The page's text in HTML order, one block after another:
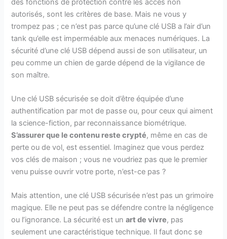
des fonctions de protection contre les accès non
autorisés, sont les critères de base. Mais ne vous y
trompez pas ; ce n’est pas parce qu’une clé USB a l’air d’un
tank qu’elle est imperméable aux menaces numériques. La
sécurité d’une clé USB dépend aussi de son utilisateur, un
peu comme un chien de garde dépend de la vigilance de
son maître.
Une clé USB sécurisée se doit d’être équipée d’une
authentification par mot de passe ou, pour ceux qui aiment
la science-fiction, par reconnaissance biométrique.
S’assurer que le contenu reste crypté, même en cas de
perte ou de vol, est essentiel. Imaginez que vous perdez
vos clés de maison ; vous ne voudriez pas que le premier
venu puisse ouvrir votre porte, n’est-ce pas ?
Mais attention, une clé USB sécurisée n’est pas un grimoire
magique. Elle ne peut pas se défendre contre la négligence
ou l’ignorance. La sécurité est unart de vivre, pas
seulement une caractéristique technique. Il faut donc se